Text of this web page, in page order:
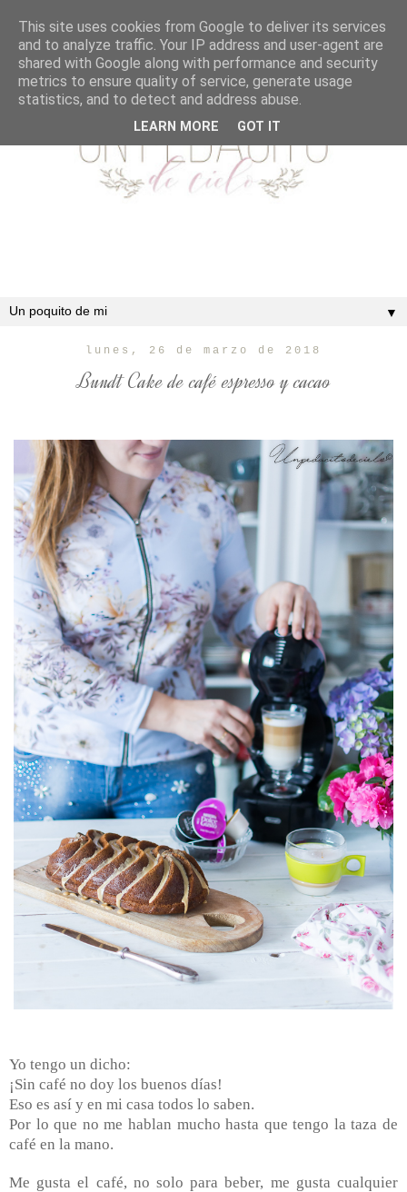
▼
lunes, 26 de marzo de 2018
Bundt Cake de café espresso y cacao
Yo tengo un dicho:
¡Sin café no doy los buenos días!
Eso es así y en mi casa todos lo saben.
Por lo que no me hablan mucho hasta que tengo la taza de
café en la mano.
Me gusta el café, no solo para beber, me gusta cualquier
This site uses cookies from Google to deliver its services
and to analyze traffic. Your IP address and user-agent are
shared with Google along with performance and security
metrics to ensure quality of service, generate usage
statistics, and to detect and address abuse.
LEARN MORE GOT IT